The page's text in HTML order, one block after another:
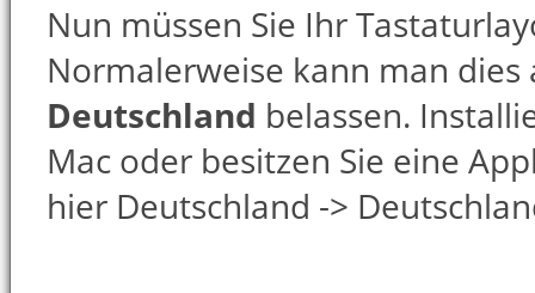
Nun müssen Sie Ihr
Normalerweise kann man
Deutschland belassen.
Mac oder besitzen Sie eine
hier Deutschland ->